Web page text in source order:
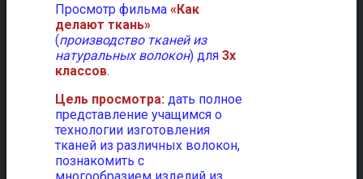
Просмотр фильма «Как
делают ткань»
(производство тканей из
натуральных волокон) для 3х
классов.
Цель просмотра: дать полное
представление учащимся о
технологии изготовления
тканей из различных волокон,
познакомить с